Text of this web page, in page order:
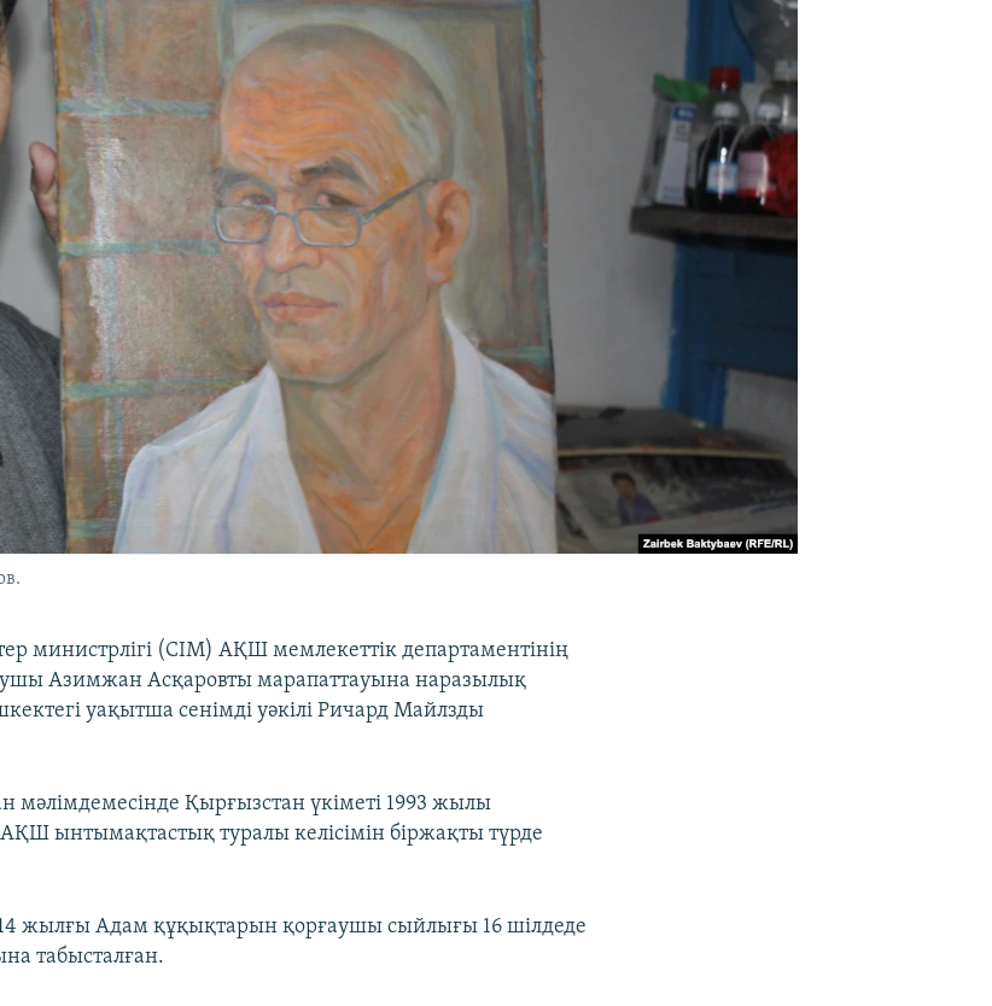
министрлігі (СІМ) АҚШ мемлекеттік департаментінің
Азимжан Асқаровты марапаттауына наразылық
уақытша сенімді уәкілі Ричард Майлзды
мәлімдемесінде Қырғызстан үкіметі 1993 жылы
ынтымақтастық туралы келісімін біржақты түрде
жылғы Адам құқықтарын қорғаушы сыйлығы 16 шілдеде
табысталған.